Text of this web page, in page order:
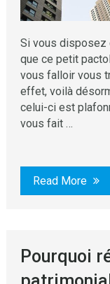
Si vous disposez
que ce petit
vous falloir vous
effet, voilà
celui-ci est
vous fait …
Read More
Pourquoi